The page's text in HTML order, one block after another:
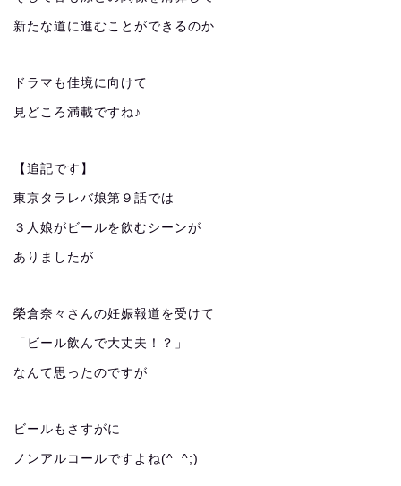
新たな道に進むことができるのか
ドラマも佳境に向けて
見どころ満載ですね♪
【追記です】
東京タラレバ娘第９話では
３人娘がビールを飲むシーンが
ありましたが
榮倉奈々さんの妊娠報道を受けて
「ビール飲んで大丈夫！？」
なんて思ったのですが
ビールもさすがに
ノンアルコールですよね(^_^;)